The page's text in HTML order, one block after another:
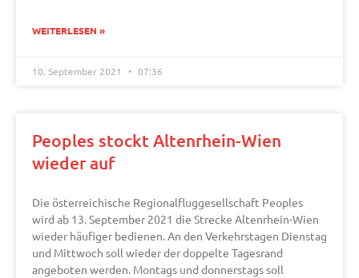
WEITERLESEN »
10. September 2021 07:36
Peoples stockt Altenrhein-Wien
wieder auf
Die österreichische Regionalfluggesellschaft Peoples
wird ab 13. September 2021 die Strecke Altenrhein-Wien
wieder häufiger bedienen. An den Verkehrstagen Dienstag
und Mittwoch soll wieder der doppelte Tagesrand
angeboten werden. Montags und donnerstags soll